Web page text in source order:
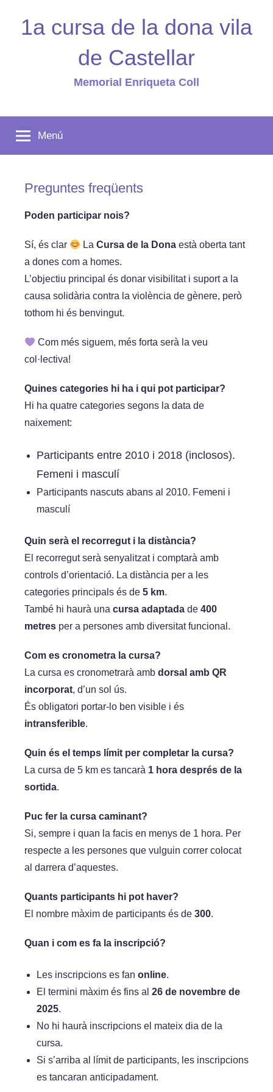
1a cursa de la dona vila
de Castellar
Memorial Enriqueta Coll
Menú
Preguntes freqüents
Poden participar nois?
Sí, és clar LaCursa de la Dona està oberta tant
a dones com a homes.
L’objectiu principal és donar visibilitat i suport a la
causa solidària contra la violència de gènere, però
tothom hi és benvingut.
Com més siguem, més forta serà la veu
col·lectiva!
Quines categories hi ha i qui pot participar?
Hi ha quatre categories segons la data de
naixement:
Participants entre 2010 i 2018 (inclosos).
Femeni i masculí
Participants nascuts abans al 2010. Femeni i
masculí
Quin serà el recorregut i la distància?
El recorregut serà senyalitzat i comptarà amb
controls d’orientació. La distància per a les
categories principals és de 5 km.
També hi haurà una cursa adaptada de 400
metres per a persones amb diversitat funcional.
Com es cronometra la cursa?
La cursa es cronometrarà amb dorsal amb QR
incorporat, d’un sol ús.
És obligatori portar-lo ben visible i és
intransferible.
Quin és el temps límit per completar la cursa?
La cursa de 5 km es tancarà 1 hora després de la
sortida.
Puc fer la cursa caminant?
Si, sempre i quan la facis en menys de 1 hora. Per
respecte a les persones que vulguin correr colocat
al darrera d’aquestes.
Quants participants hi pot haver?
El nombre màxim de participants és de 300.
Quan i com es fa la inscripció?
Les inscripcions es fan online.
El termini màxim és fins al 26 de novembre de
2025.
No hi haurà inscripcions el mateix dia de la
cursa.
Si s’arriba al límit de participants, les inscripcions
es tancaran anticipadament.